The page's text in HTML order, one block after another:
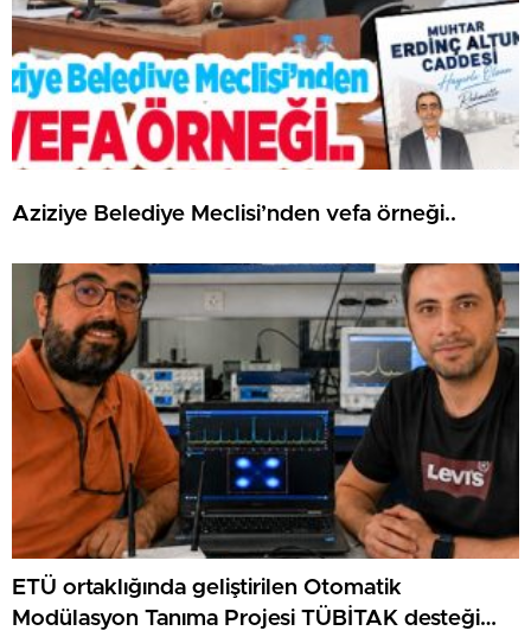
Aziziye Belediye Meclisi’nden vefa örneği..
ETÜ ortaklığında geliştirilen Otomatik
Modülasyon Tanıma Projesi TÜBİTAK desteği